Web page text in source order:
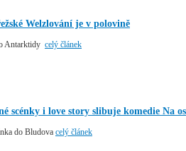
Welzlování je v polovině
Antarktidy celý článek
scénky i love story slibuje komedie Na
do Bludova celý článek